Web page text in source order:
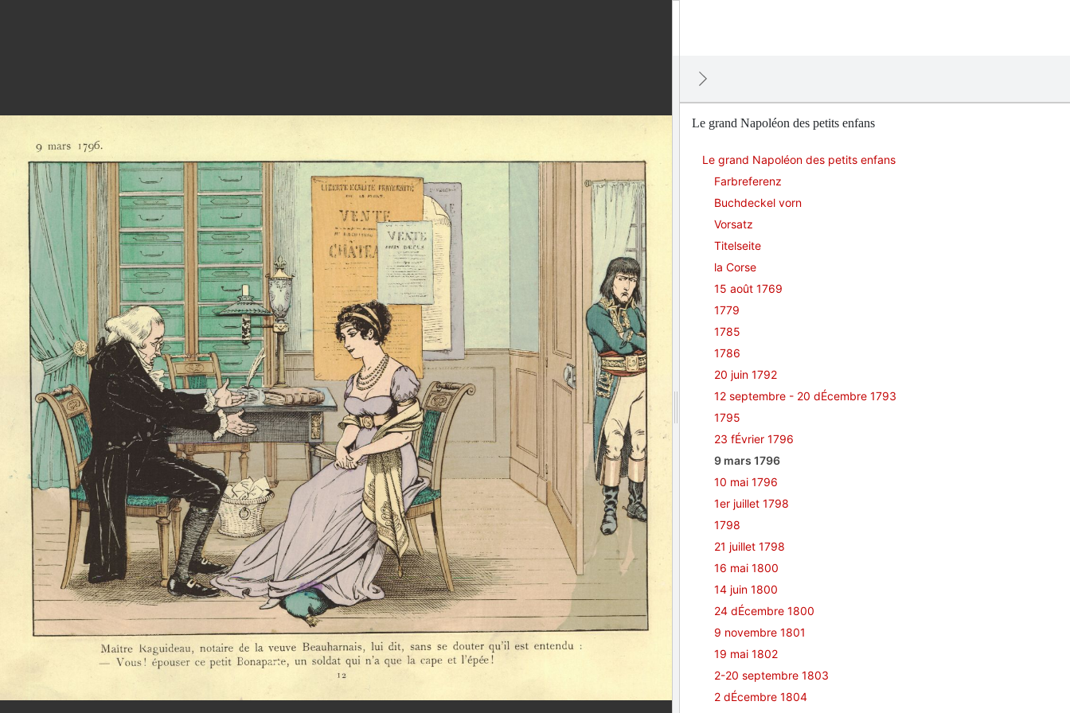
Le grand Napoléon des petits enfans
Le grand Napoléon des petits enfans
Farbreferenz
Buchdeckel vorn
Vorsatz
Titelseite
la Corse
15 août 1769
1779
1785
1786
20 juin 1792
12 septembre - 20 dÉcembre 1793
1795
23 fÉvrier 1796
9 mars 1796
10 mai 1796
1er juillet 1798
1798
21 juillet 1798
16 mai 1800
14 juin 1800
24 dÉcembre 1800
9 novembre 1801
19 mai 1802
2-20 septembre 1803
2 dÉcembre 1804